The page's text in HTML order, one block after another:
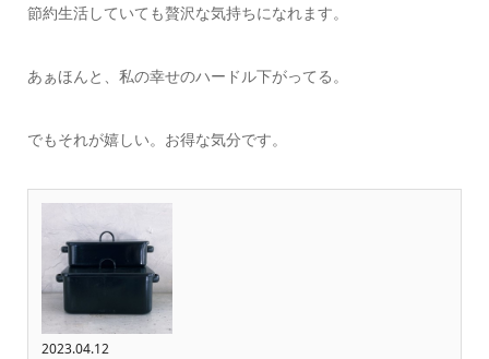
節約生活していても贅沢な気持ちになれます。
あぁほんと、私の幸せのハードル下がってる。
でもそれが嬉しい。お得な気分です。
2023.04.12